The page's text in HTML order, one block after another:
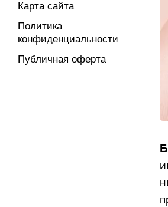
Карта сайта
Политика
конфиденциальности
Публичная оферта